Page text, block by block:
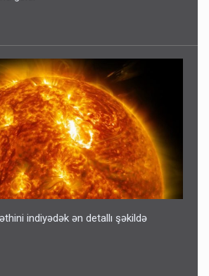
indiyədək ən detallı şəkildə